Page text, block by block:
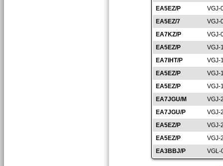
EA5EZ/P
VGJ-
EA5EZ/7
VGJ-
EA7KZ/P
VGJ-
EA5EZ/P
VGJ-
EA7IHT/P
VGJ-
EA5EZ/P
VGJ-
EA5EZ/P
VGJ-
EA7JGU/M
VGJ-
EA7JGU/P
VGJ-
EA5EZ/P
VGJ-
EA5EZ/P
VGJ-
EA3BBJ/P
VGL-